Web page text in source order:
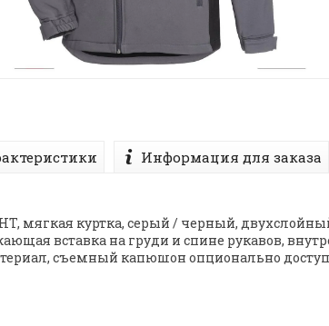
Информация для заказа
мягкая куртка, серый / черный,
вставка на груди и спине рукавов,
съемный капюшон опционально